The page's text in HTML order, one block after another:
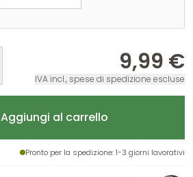
9,99 €
IVA incl., spese di spedizione escluse
Aggiungi al carrello
Pronto per la spedizione: 1-3 giorni lavorativi